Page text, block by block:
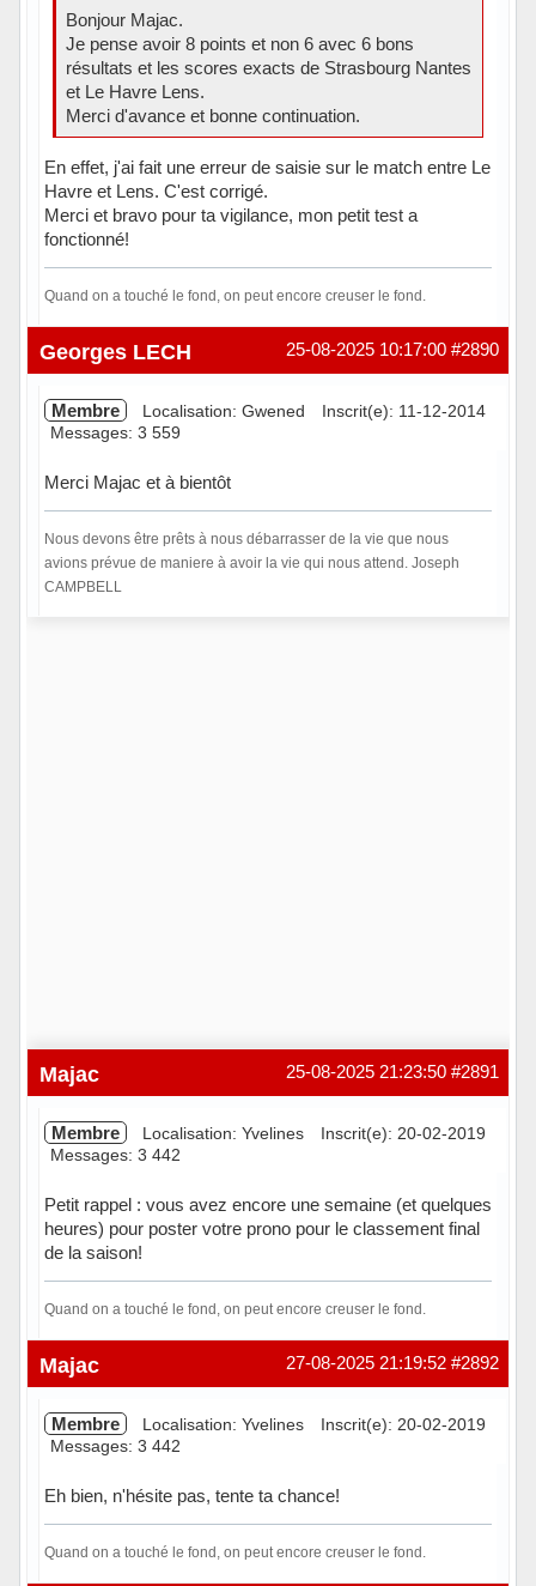
Bonjour Majac.
Je pense avoir 8 points et non 6 avec 6 bons
résultats et les scores exacts de Strasbourg Nantes
et Le Havre Lens.
Merci d'avance et bonne continuation.
En effet, j'ai fait une erreur de saisie sur le match entre Le
Havre et Lens. C'est corrigé.
Merci et bravo pour ta vigilance, mon petit test a
fonctionné!
Quand on a touché le fond, on peut encore creuser le fond.
Hors ligne #2890
25-08-2025 10:17:00
Georges LECH
Membre Localisation: Gwened
Inscrit(e): 11-12-2014
Messages: 3 559
Merci Majac et à bientôt
Nous devons être prêts à nous débarrasser de la vie que nous
avions prévue de maniere à avoir la vie qui nous attend. Joseph
CAMPBELL
#2891
25-08-2025 21:23:50
Majac
Membre Localisation: Yvelines
Inscrit(e): 20-02-2019
Messages: 3 442
Petit rappel : vous avez encore une semaine (et quelques
heures) pour poster votre prono pour le classement final
de la saison!
Quand on a touché le fond, on peut encore creuser le fond.
Hors ligne #2892
27-08-2025 21:19:52
Majac
Membre Localisation: Yvelines
Inscrit(e): 20-02-2019
Messages: 3 442
Eh bien, n'hésite pas, tente ta chance!
Quand on a touché le fond, on peut encore creuser le fond.